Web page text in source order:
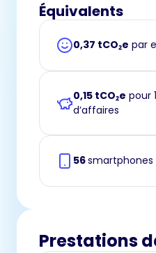
Équivalents
0,37 tCO₂e par
0,15 tCO₂e pour
d’affaires
56smartphones
Prestations